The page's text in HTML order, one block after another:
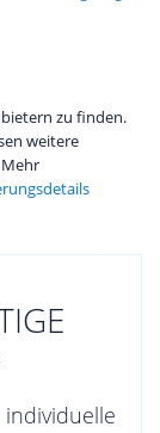
zu finden.
weitere